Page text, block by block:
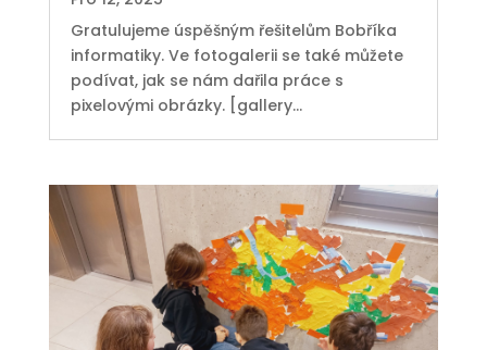
Gratulujeme úspěšným řešitelům Bobříka
informatiky. Ve fotogalerii se také můžete
podívat, jak se nám dařila práce s
pixelovými obrázky. [gallery...